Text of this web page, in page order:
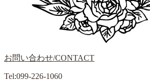
お問い合わせ/CONTACT
Tel:099-226-1060